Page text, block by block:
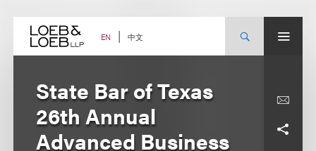
content EN 中文
State Bar of Texas
26th Annual
Advanced Business